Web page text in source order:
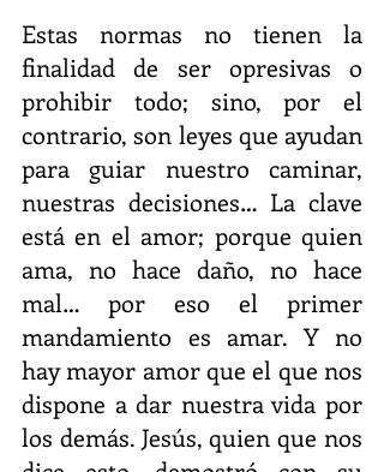
Estas normas no tienen la
finalidad de ser opresivas o
prohibir todo; sino, por el
contrario, son leyes que ayudan
para guiar nuestro caminar,
nuestras decisiones… La clave
está en el amor; porque quien
ama, no hace daño, no hace
mal… por eso el primer
mandamiento es amar. Y no
hay mayor amor que el que nos
dispone a dar nuestra vida por
los demás. Jesús, quien que nos